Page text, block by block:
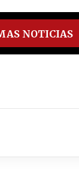
spotify
NOTICIAS